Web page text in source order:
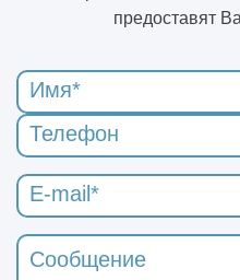
предоставят